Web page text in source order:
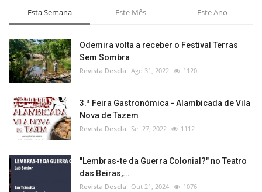
Esta Semana Este Mês Este Ano
Odemira volta a receber o Festival Terras
Sem Sombra
Revista Descla Ago 31, 2022 1120
3.ª Feira Gastronómica - Alambicada de Vila
Nova de Tazem
Revista Descla Set 27, 2022 1112
"Lembras-te da Guerra Colonial?" no Teatro
das Beiras,...
Revista Descla Out 21, 2024 1076